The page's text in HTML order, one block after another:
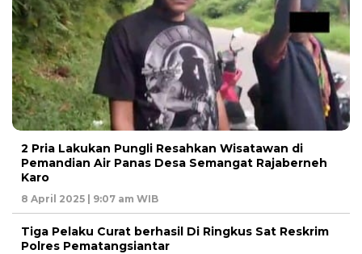
2 Pria Lakukan Pungli Resahkan Wisatawan di
Pemandian Air Panas Desa Semangat Rajaberneh
Karo
8 April 2025 | 9:07 am WIB
Tiga Pelaku Curat berhasil Di Ringkus Sat Reskrim
Polres Pematangsiantar